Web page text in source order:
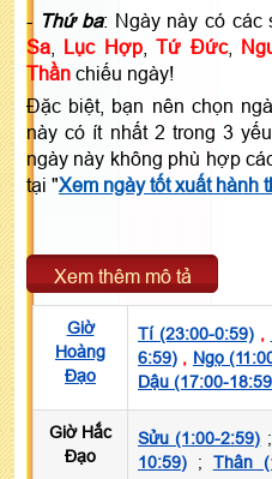
- Thứ ba: Ngày này có các
Sa
Lục Hợp, Tứ Đức,
Thần chiếu ngày!
Đặc biệt, bạn nên chọn
này có ít nhất 2 trong 3
ngày này không phù hợp
tại "Xem ngày tốt xuất hành
Xem thêm mô tả
Giờ
Hoàng
Đạo
Tí (23:00-0:59),
6:59) , Ngọ
Dậu (17:00-
Giờ Hắc
Đạo
Sửu (1:00-2:59)
10:59) ; Thân